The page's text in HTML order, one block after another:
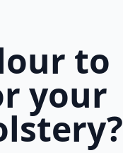
to
your